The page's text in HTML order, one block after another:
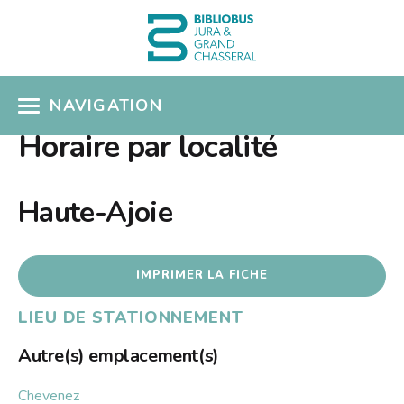
NAVIGATION
ACCÈS CATALOGUE
MON COMPTE
COLLECTIONS
Présentation
Nouveautés
Albums pour enfants
SÉLECTIONS THÉMATIQUES
EN PRATIQUE
Horaire par localité
Haute-Ajoie
IMPRIMER LA FICHE
LIEU DE STATIONNEMENT
Autre(s) emplacement(s)
Chevenez